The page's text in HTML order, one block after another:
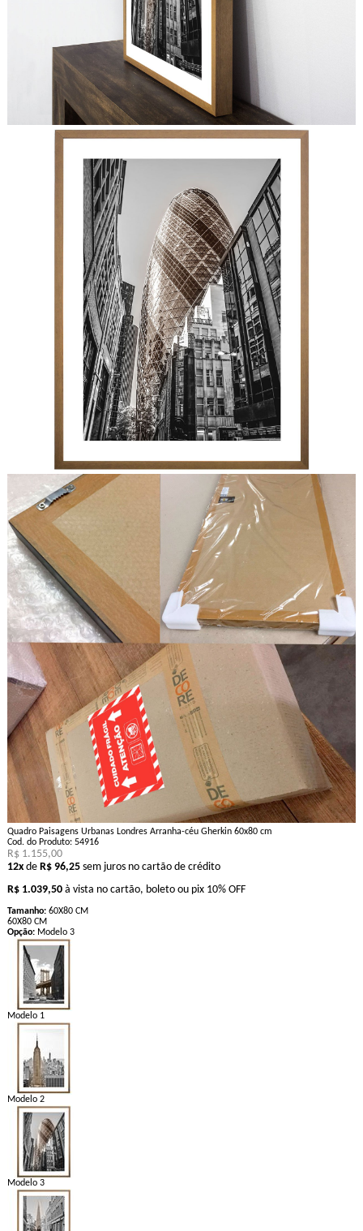
Quadro Paisagens Urbanas Londres Arranha-céu Gherkin 60x80 cm
Cod. do Produto: 54916
R$ 1.155,00
12xde R$ 96,25 sem juros no cartão de crédito
R$ 1.039,50 à vista no cartão, boleto ou pix 10% OFF
Tamanho: 60X80 CM
60X80 CM
Opção: Modelo 3
Modelo 1
Modelo 2
Modelo 3